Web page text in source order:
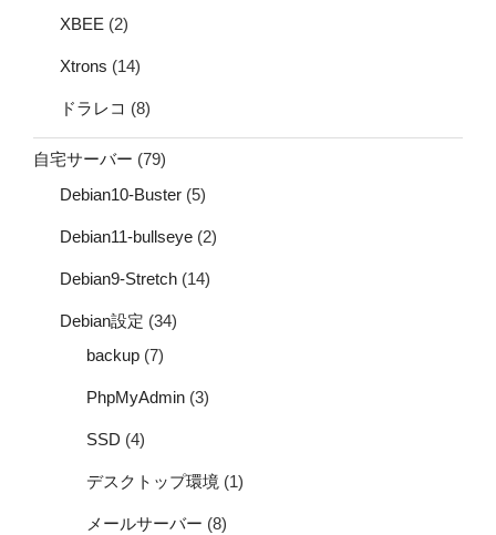
XBEE (2)
Xtrons (14)
ドラレコ (8)
自宅サーバー (79)
Debian10-Buster (5)
Debian11-bullseye (2)
Debian9-Stretch (14)
Debian設定 (34)
backup (7)
PhpMyAdmin (3)
SSD (4)
デスクトップ環境 (1)
メールサーバー (8)